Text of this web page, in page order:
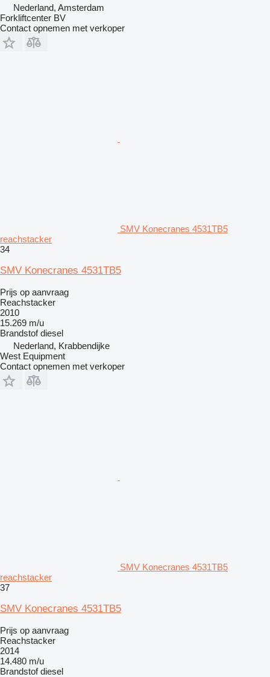
Nederland, Amsterdam
Forkliftcenter BV
Contact opnemen met verkoper
SMV Konecranes 4531TB5
reachstacker
34
SMV Konecranes 4531TB5
Prijs op aanvraag
Reachstacker
2010
15.269 m/u
Brandstof diesel
Nederland, Krabbendijke
West Equipment
Contact opnemen met verkoper
SMV Konecranes 4531TB5
reachstacker
37
SMV Konecranes 4531TB5
Prijs op aanvraag
Reachstacker
2014
14.480 m/u
Brandstof diesel